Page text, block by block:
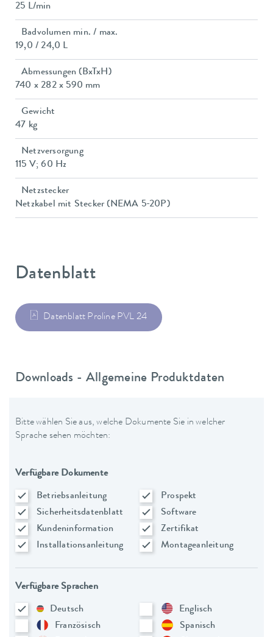
25 L/min
Badvolumen min. / max.
19,0 / 24,0 L
Abmessungen (BxTxH)
740 x 282 x 590 mm
Gewicht
47 kg
Netzversorgung
115 V; 60 Hz
Netzstecker
Netzkabel mit Stecker (NEMA 5-20P)
Datenblatt
Datenblatt Proline PVL 24
Downloads - Allgemeine Produktdaten
Bitte wählen Sie aus, welche Dokumente Sie in welcher
Sprache sehen möchten:
Verfügbare Dokumente
Betriebsanleitung
Prospekt
Sicherheitsdatenblatt
Software
Kundeninformation
Zertifikat
Installationsanleitung
Montageanleitung
Verfügbare Sprachen
Deutsch
Englisch
Französisch
Spanisch